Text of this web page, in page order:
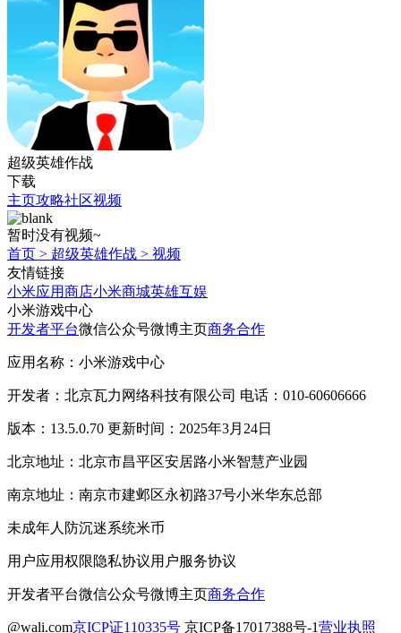
超级英雄作战
下载
主页攻略社区视频
暂时没有视频~
首页 > 超级英雄作战 > 视频
友情链接
小米应用商店小米商城英雄互娱
小米游戏中心
开发者平台微信公众号微博主页商务合作
应用名称：小米游戏中心
开发者：北京瓦力网络科技有限公司 电话：010-60606666
版本：13.5.0.70 更新时间：2025年3月24日
北京地址：北京市昌平区安居路小米智慧产业园
南京地址：南京市建邺区永初路37号小米华东总部
未成年人防沉迷系统米币
用户应用权限隐私协议用户服务协议
开发者平台微信公众号微博主页商务合作
@wali.com京ICP证110335号 京ICP备17017388号-1营业执照